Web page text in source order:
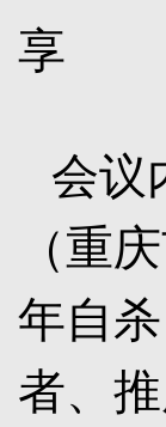
享
会议
（重
年自
者、